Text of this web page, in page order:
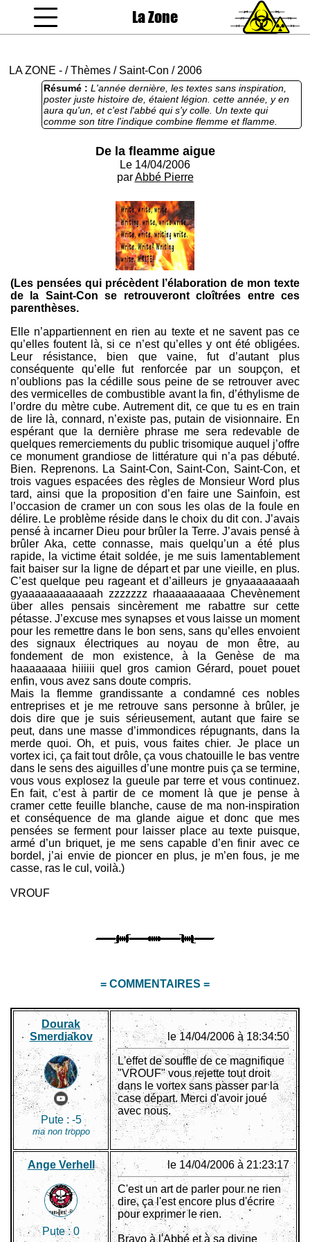
La Zone
LA ZONE - /Thèmes / Saint-Con / 2006
Résumé : L'année dernière, les textes sans inspiration,
poster juste histoire de, étaient légion. cette année, y en
aura qu'un, et c'est l'abbé qui s'y colle. Un texte qui
comme son titre l'indique combine flemme et flamme.
De la fleamme aigue
Le 14/04/2006
parAbbé Pierre
(Les pensées qui précèdent l’élaboration de mon texte
de la Saint-Con se retrouveront cloîtrées entre ces
parenthèses.
Elle n’appartiennent en rien au texte et ne savent pas ce
qu’elles foutent là, si ce n’est qu’elles y ont été obligées.
Leur résistance, bien que vaine, fut d’autant plus
conséquente qu’elle fut renforcée par un soupçon, et
n’oublions pas la cédille sous peine de se retrouver avec
des vermicelles de combustible avant la fin, d’éthylisme de
l’ordre du mètre cube. Autrement dit, ce que tu es en train
de lire là, connard, n’existe pas, putain de visionnaire. En
espérant que la dernière phrase me sera redevable de
quelques remerciements du public trisomique auquel j’offre
ce monument grandiose de littérature qui n’a pas débuté.
Bien. Reprenons. La Saint-Con, Saint-Con, Saint-Con, et
trois vagues espacées des règles de Monsieur Word plus
tard, ainsi que la proposition d’en faire une Sainfoin, est
l’occasion de cramer un con sous les olas de la foule en
délire. Le problème réside dans le choix du dit con. J’avais
pensé à incarner Dieu pour brûler la Terre. J’avais pensé à
brûler Aka, cette connasse, mais quelqu’un a été plus
rapide, la victime était soldée, je me suis lamentablement
fait baiser sur la ligne de départ et par une vieille, en plus.
C’est quelque peu rageant et d’ailleurs je gnyaaaaaaaah
gyaaaaaaaaaaaah zzzzzzz rhaaaaaaaaaa Chevènement
über alles pensais sincèrement me rabattre sur cette
pétasse. J’excuse mes synapses et vous laisse un moment
pour les remettre dans le bon sens, sans qu’elles envoient
des signaux électriques au noyau de mon être, au
fondement de mon existence, à la Genèse de ma
haaaaaaaa hiiiiii quel gros camion Gérard, pouet pouet
enfin, vous avez sans doute compris.
Mais la flemme grandissante a condamné ces nobles
entreprises et je me retrouve sans personne à brûler, je
dois dire que je suis sérieusement, autant que faire se
peut, dans une masse d’immondices répugnants, dans la
merde quoi. Oh, et puis, vous faites chier. Je place un
vortex ici, ça fait tout drôle, ça vous chatouille le bas ventre
dans le sens des aiguilles d’une montre puis ça se termine,
vous vous explosez la gueule par terre et vous continuez.
En fait, c’est à partir de ce moment là que je pense à
cramer cette feuille blanche, cause de ma non-inspiration
et conséquence de ma glande aigue et donc que mes
pensées se ferment pour laisser place au texte puisque,
armé d’un briquet, je me sens capable d’en finir avec ce
bordel, j’ai envie de pioncer en plus, je m’en fous, je me
casse, ras le cul, voilà.)
VROUF
= COMMENTAIRES =
Dourak
Smerdiakov
Pute : -5
ma non troppo
le 14/04/2006 à 18:34:50
L'effet de souffle de ce magnifique
"VROUF" vous rejette tout droit
dans le vortex sans passer par la
case départ. Merci d'avoir joué
avec nous.
Ange Verhell
Pute :0
le 14/04/2006 à 21:23:17
C'est un art de parler pour ne rien
dire, ça l'est encore plus d'écrire
pour exprimer le rien.
Bravo à l'Abbé et à sa divine